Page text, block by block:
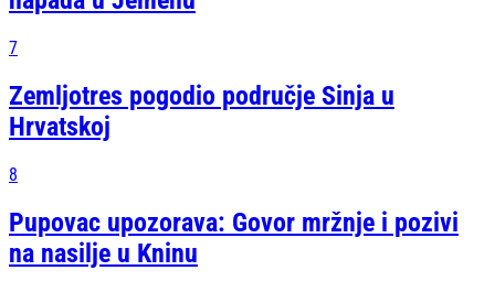
7
Zemljotres pogodio područje Sinja u
Hrvatskoj
8
Pupovac upozorava: Govor mržnje i pozivi
na nasilje u Kninu